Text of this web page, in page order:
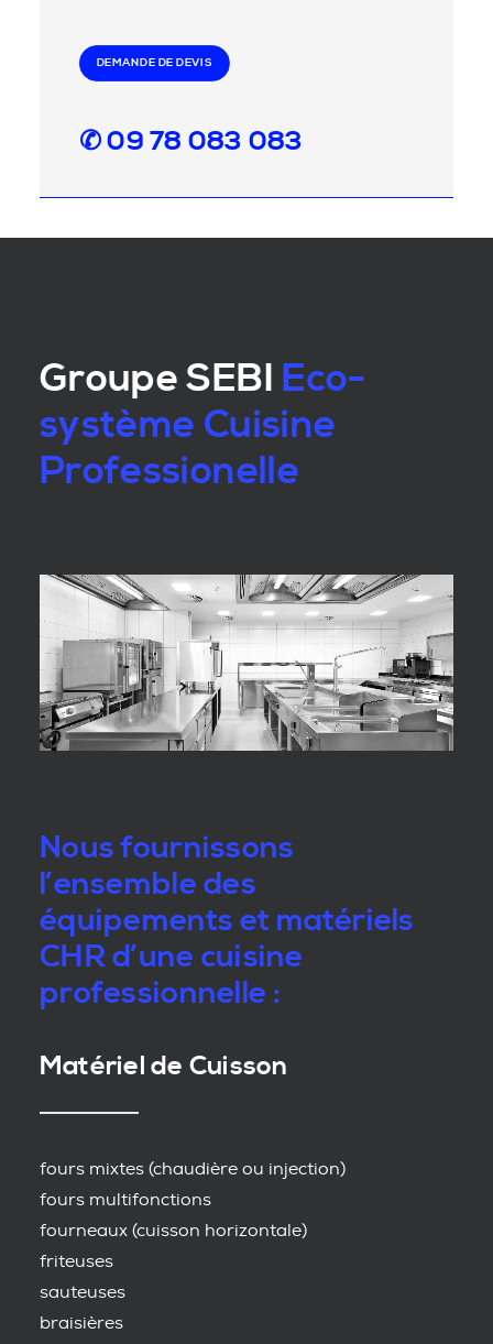
DEMANDE DE DEVIS
✆ 09 78 083 083
Groupe SEBI Eco-
système Cuisine
Professionelle
Nous fournissons
l’ensemble des
équipements et matériels
CHR d’une cuisine
professionnelle :
Matériel de Cuisson
fours mixtes (chaudière ou injection)
fours multifonctions
fourneaux (cuisson horizontale)
friteuses
sauteuses
braisières